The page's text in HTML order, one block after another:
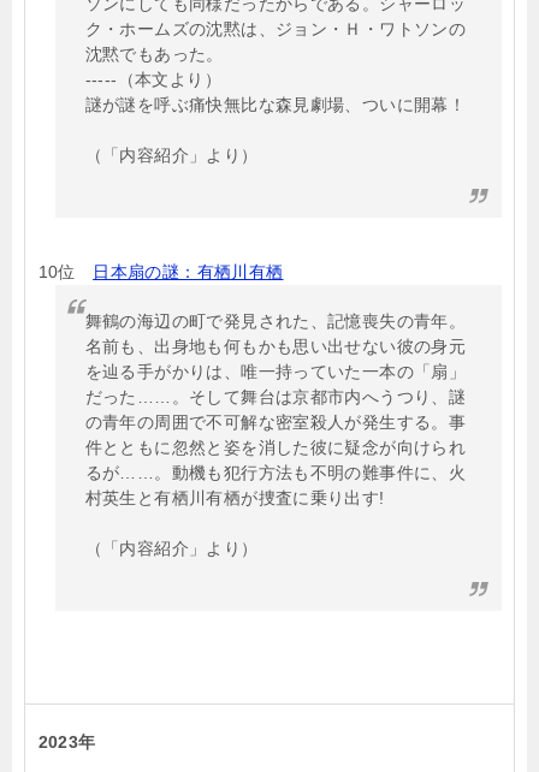
ク・ホームズの沈黙は、ジョン・Ｈ・ワトソンの
沈黙でもあった。
-----（本文より）
謎が謎を呼ぶ痛快無比な森見劇場、ついに開幕！
（「内容紹介」より）
10位 日本扇の謎：有栖川有栖
舞鶴の海辺の町で発見された、記憶喪失の青年。
名前も、出身地も何もかも思い出せない彼の身元
を辿る手がかりは、唯一持っていた一本の「扇」
だった……。そして舞台は京都市内へうつり、謎
の青年の周囲で不可解な密室殺人が発生する。事
件とともに忽然と姿を消した彼に疑念が向けられ
るが……。動機も犯行方法も不明の難事件に、火
村英生と有栖川有栖が捜査に乗り出す!
（「内容紹介」より）
2023年